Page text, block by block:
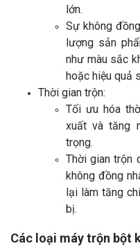
lớn.
Sự không
lượng sản
như màu sắc
hoặc hiệu quả
Thời gian trộn:
Tối ưu hóa
xuất và tăng
trọng.
Thời gian trộn
không đồng
lại làm tăng
bị.
Các loại máy trộn bột